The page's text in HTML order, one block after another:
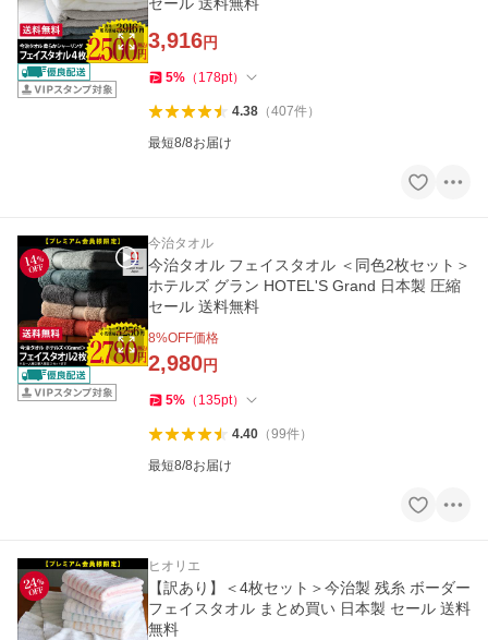
セール 送料無料
3,916円
5% （ 178pt）
4.38（407件）
最短8/8お届け
今治タオル
今治タオル フェイスタオル ＜同色2枚セット＞
ホテルズ グラン HOTEL'S Grand 日本製 圧縮
セール 送料無料
8%OFF価格
2,980円
5% （ 135pt）
4.40（99件）
最短8/8お届け
ヒオリエ
【訳あり】＜4枚セット＞今治製 残糸 ボーダー
フェイスタオル まとめ買い 日本製 セール 送料
無料